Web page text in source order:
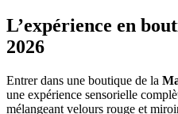
L’expérience en
2026
Entrer dans une boutique de la
une expérience sensorielle
mélangeant velours rouge et